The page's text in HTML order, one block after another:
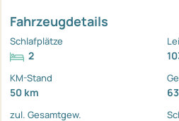
Fahrzeugdetails
Schlafplätze
2
KM-Stand
50 km
zul. Gesamtgew.